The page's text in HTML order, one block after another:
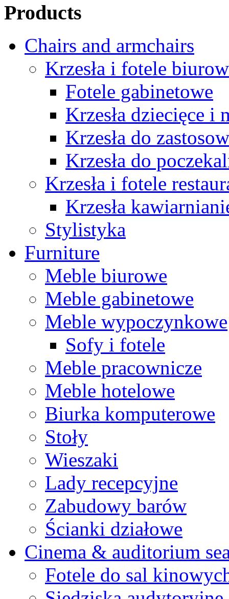
Products
Chairs and armchairs
Krzesła i fotele
Fotele gabinetowe
Krzesła dziecięce i
Krzesła do
Krzesła do
Krzesła i fotele
Krzesła
Stylistyka
Furniture
Meble biurowe
Meble gabinetowe
Meble wypoczynkowe
Sofy i fotele
Meble pracownicze
Meble hotelowe
Biurka komputerowe
Stoły
Wieszaki
Lady recepcyjne
Zabudowy barów
Ścianki działowe
Cinema & auditorium
Fotele do sal